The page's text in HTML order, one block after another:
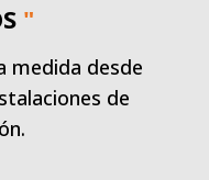
"
medida desde
de